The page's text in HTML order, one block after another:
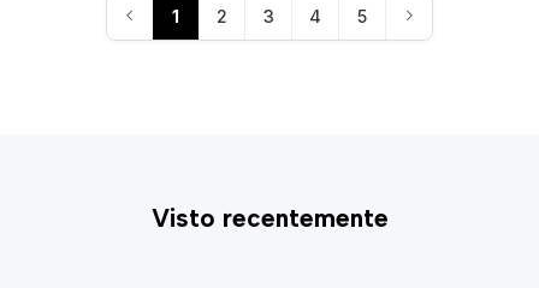
1 2 3 4 5
Visto recentemente